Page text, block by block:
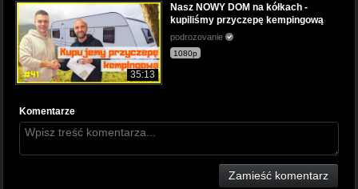
35:13
Nasz NOWY DOM na kółkach -
kupiliśmy przyczepę kempingową
podrozovanie
1080p
Komentarze
Zamieść komentarz